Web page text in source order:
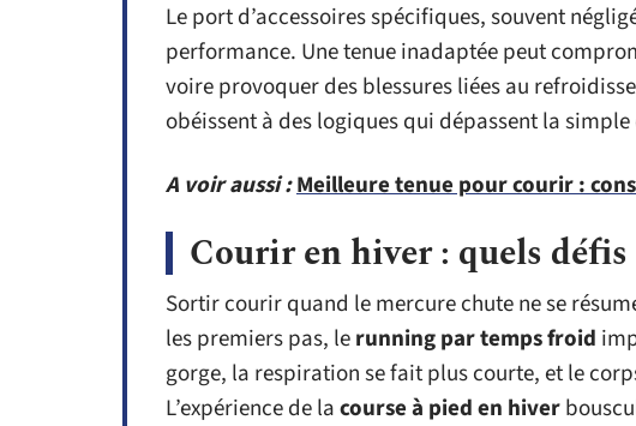
Le port d’accessoires spécifiques, souvent
performance. Une tenue inadaptée peut
voire provoquer des blessures liées au
obéissent à des logiques qui dépassent la
A voir aussi :Meilleure tenue pour courir :
Courir en hiver : quels
Sortir courir quand le mercure chute ne se
les premiers pas, lerunning par temps froid
gorge, la respiration se fait plus courte, et le
L’expérience de lacourse à pied en hiver